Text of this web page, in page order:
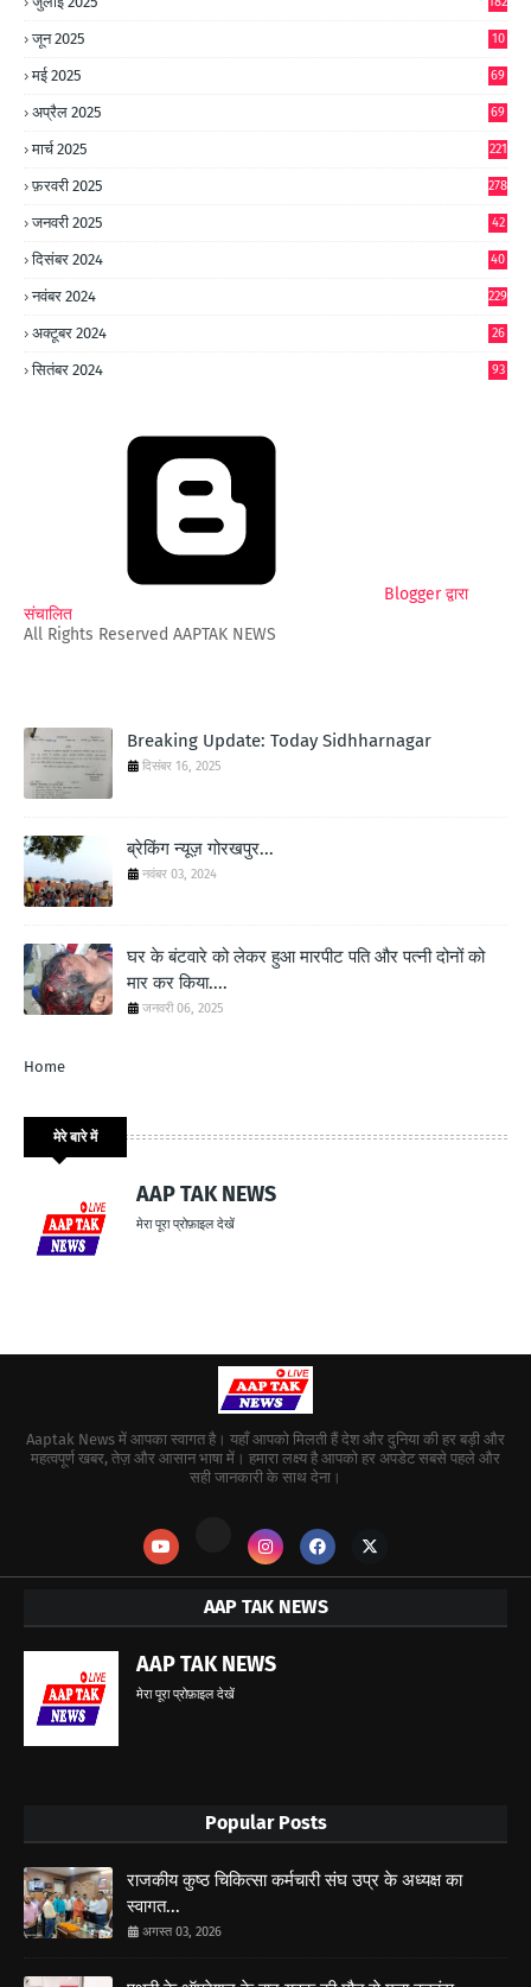
जून 2025
10
मई 2025 69
अप्रैल 2025 69
मार्च 2025 221
फ़रवरी 2025 278
जनवरी 2025
42
दिसंबर 2024
40
नवंबर 2024 229
अक्टूबर 2024
26
सितंबर 2024 93
Blogger द्वारा
संचालित
All Rights Reserved AAPTAK NEWS
Breaking Update: Today Sidhharnagar
दिसंबर 16, 2025
ब्रेकिंग न्यूज़ गोरखपुर...
नवंबर 03, 2024
घर के बंटवारे को लेकर हुआ मारपीट पति और पत्नी दोनों को
मार कर किया....
जनवरी 06, 2025
Home
मेरे बारे में
AAP TAK NEWS
मेरा पूरा प्रोफ़ाइल देखें
Aaptak News में आपका स्वागत है। यहाँ आपको मिलती हैं देश और दुनिया की हर बड़ी और
महत्वपूर्ण खबर, तेज़ और आसान भाषा में। हमारा लक्ष्य है आपको हर अपडेट सबसे पहले और
सही जानकारी के साथ देना।
AAP TAK NEWS
AAP TAK NEWS
मेरा पूरा प्रोफ़ाइल देखें
Popular Posts
राजकीय कुष्ठ चिकित्सा कर्मचारी संघ उप्र के अध्यक्ष का
स्वागत...
अगस्त 03, 2026